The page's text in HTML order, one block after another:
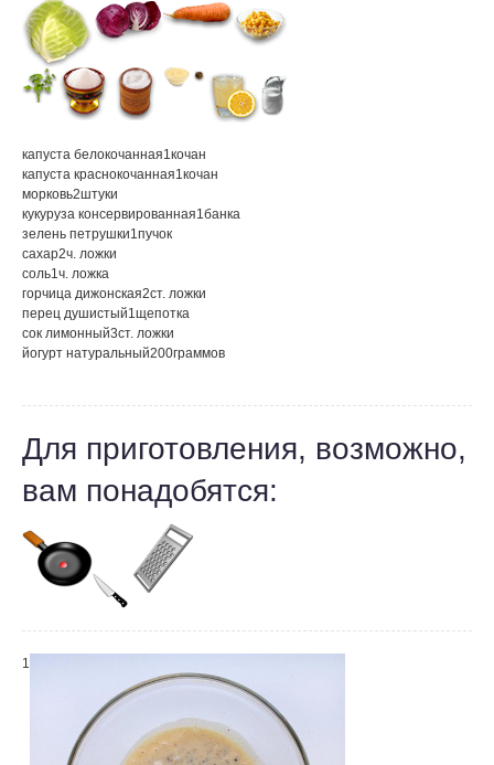
капуста белокочанная1кочан
капуста краснокочанная1кочан
морковь2штуки
кукуруза консервированная1банка
зелень петрушки1пучок
сахар2ч. ложки
соль1ч. ложка
горчица дижонская2ст. ложки
перец душистый1щепотка
сок лимонный3ст. ложки
йогурт натуральный200граммов
Для приготовления, возможно,
вам понадобятся:
1